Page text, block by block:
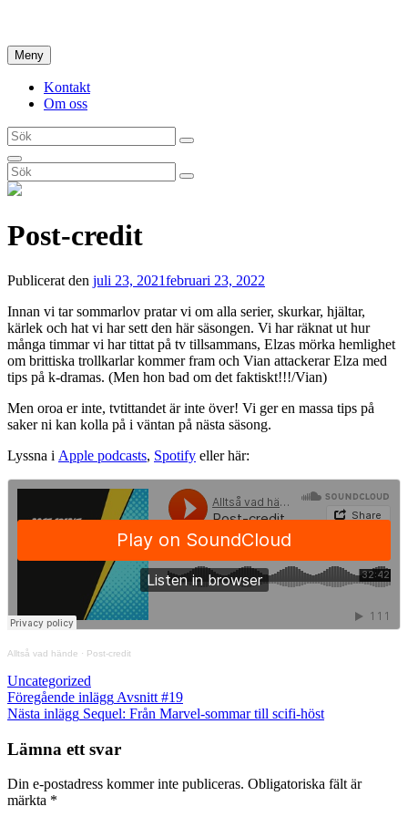
innehåll
Meny
Kontakt
Om oss
Sök
efter:
Sök
Sök
Sök
efter:
Sök
Post-credit
Publicerat den juli 23, 2021februari 23, 2022
Innan vi tar sommarlov pratar vi om alla serier, skurkar, hjältar,
kärlek och hat vi har sett den här säsongen. Vi har räknat ut hur
många timmar vi har tittat på tv tillsammans, Elzas mörka hemlighet
om brittiska trollkarlar kommer fram och Vian attackerar Elza med
tips på k-dramas. (Men hon bad om det faktiskt!!!/Vian)
Men oroa er inte, tvtittandet är inte över! Vi ger en massa tips på
saker ni kan kolla på i väntan på nästa säsong.
Lyssna i Apple podcasts, Spotify eller här:
Alltså vad hände · Post-credit
Kategorier
Uncategorized
Inläggsnavigering
Föregående
inlägg
Föregående inlägg Avsnitt #19
Nästa
Nästa inlägg Sequel: Från Marvel-sommar till scifi-höst
Lämna ett svar
Din e-postadress kommer inte publiceras. Obligatoriska fält är
märkta *